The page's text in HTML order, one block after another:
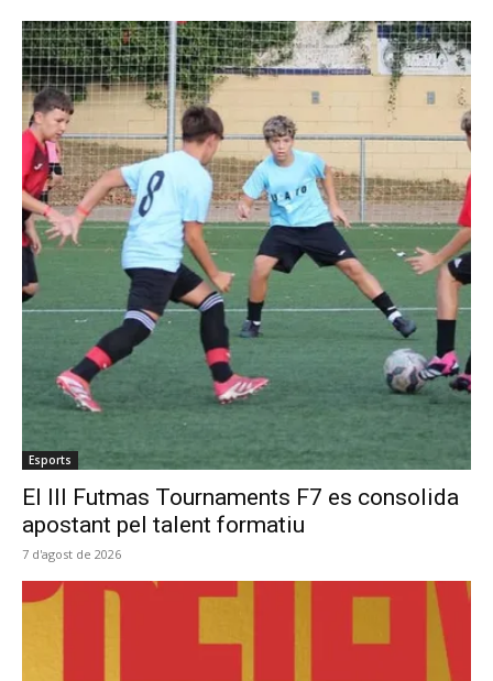
Esports
El III Futmas Tournaments F7 es consolida
apostant pel talent formatiu
7 d'agost de 2026